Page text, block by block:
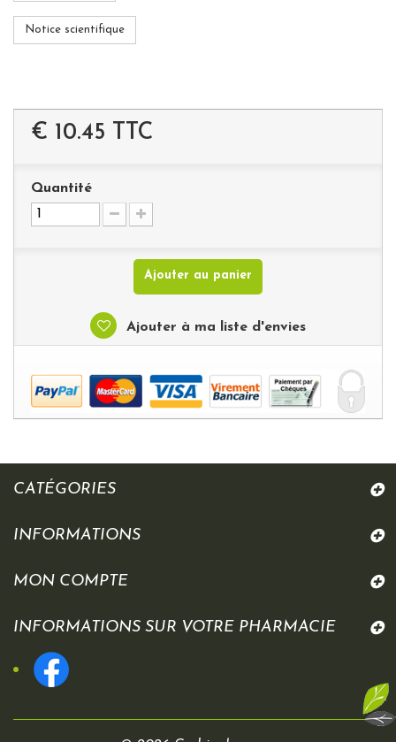
Notice scientifique
€ 10.45 TTC
Quantité
Ajouter au panier
Ajouter à ma liste d'envies
CATÉGORIES
INFORMATIONS
MON COMPTE
INFORMATIONS SUR VOTRE PHARMACIE